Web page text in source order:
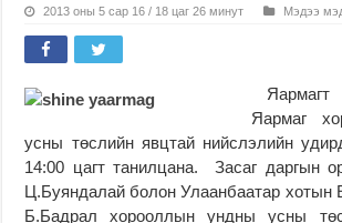
2013 оны 5 сар 16 / 18 цаг 26 минут Мэдээ
Яармаг
усны төслийн явцтай нийслэлийн
14:00 цагт танилцана. Засаг даргын
Ц.Буяндалай болон Улаанбаатар хотын
Б.Бадрал хорооллын ундны усны